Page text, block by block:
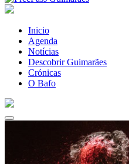
Inicio
Agenda
Notícias
Descobrir Guimarães
Crónicas
O Bafo